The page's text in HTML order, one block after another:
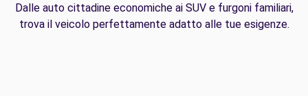
Dalle auto cittadine economiche ai SUV e furgoni familiari,
trova il veicolo perfettamente adatto alle tue esigenze.